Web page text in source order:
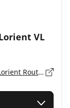
VL
61 Rue du Manoir de ServignéRoute De Lorient Route De Lorient, 35000 RENNES